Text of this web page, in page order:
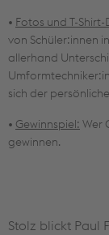
• Fotos und T-Shirt-
von Schüler:innen
allerhand
sich der
• Gewinnspiel: Wer
gewinnen.
Stolz blickt Paul